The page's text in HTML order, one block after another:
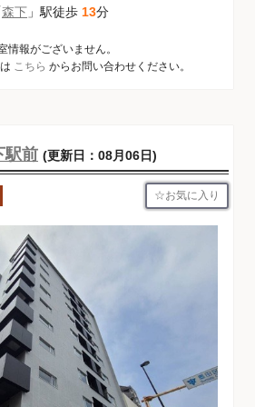
森下 」駅徒歩 13分
情報がございません。
こちら からお問い合わせください。
駅前 (更新日：08月06日)
お気に入り